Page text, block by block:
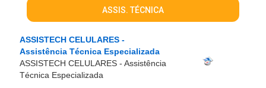
ASSIS. TÉCNICA
ASSISTECH CELULARES -
Assistência Técnica Especializada
ASSISTECH CELULARES - Assistência
Técnica Especializada